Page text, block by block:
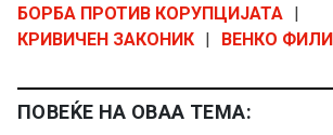
БОРБА ПРОТИВ КОРУПЦИЈАТА
КРИВИЧЕН ЗАКОНИК
ВЕНКО
ПОВЕЌЕ НА ОВАА ТЕМА: